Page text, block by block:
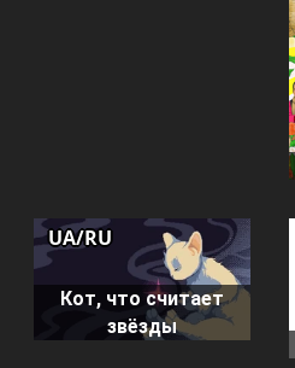
Кот, что считает
звёзды
UA/RU